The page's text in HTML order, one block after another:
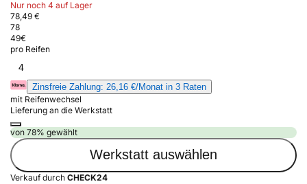
Nur noch 4 auf Lager
78,49 €
78
49€
pro Reifen
4
Zinsfreie Zahlung: 26,16 €/Monat in 3 Raten
mit Reifenwechsel
Lieferung an die Werkstatt
von 78% gewählt
Werkstatt auswählen
Verkauf durch CHECK24